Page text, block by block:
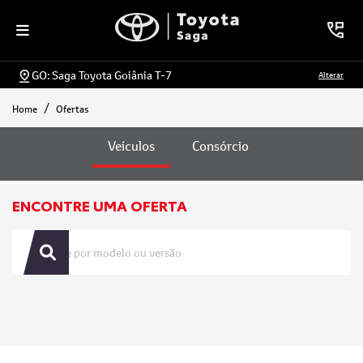
GO: Saga Toyota Goiânia T-7 Alterar
Home Ofertas
Veículos Consórcio
Ofertas
ENCONTRE UMA OFERTA